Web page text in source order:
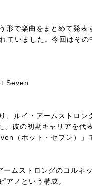
形で楽曲をまとめて発
ていました。今回はそ
Seven
、ルイ・アームストロン
、彼の初期キャリアを代
（ホット・セブン）」
ムストロングのコルネ
アノという構成。